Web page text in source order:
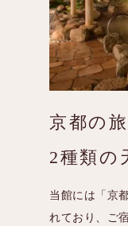
京都の
2種類の
当館には「京
れており、ご